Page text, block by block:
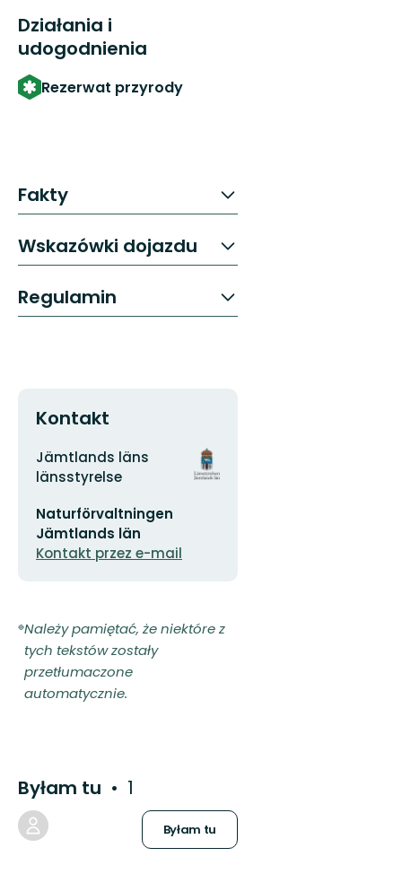
Działania i
udogodnienia
Rezerwat przyrody
Fakty
Wskazówki dojazdu
Regulamin
Kontakt
Adres
Jämtlands läns
länsstyrelse
e-
mail
Naturförvaltningen
Jämtlands län
Kontakt przez e-mail
Logotyp
organizacji
Należy pamiętać, że niektóre z
tych tekstów zostały
przetłumaczone
automatycznie.
Byłam tu 1
Byłam tu